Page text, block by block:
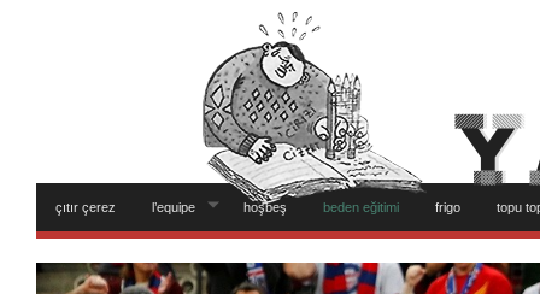
çıtır çerez l’equipe hoşbeş beden eğitimi frigo topu